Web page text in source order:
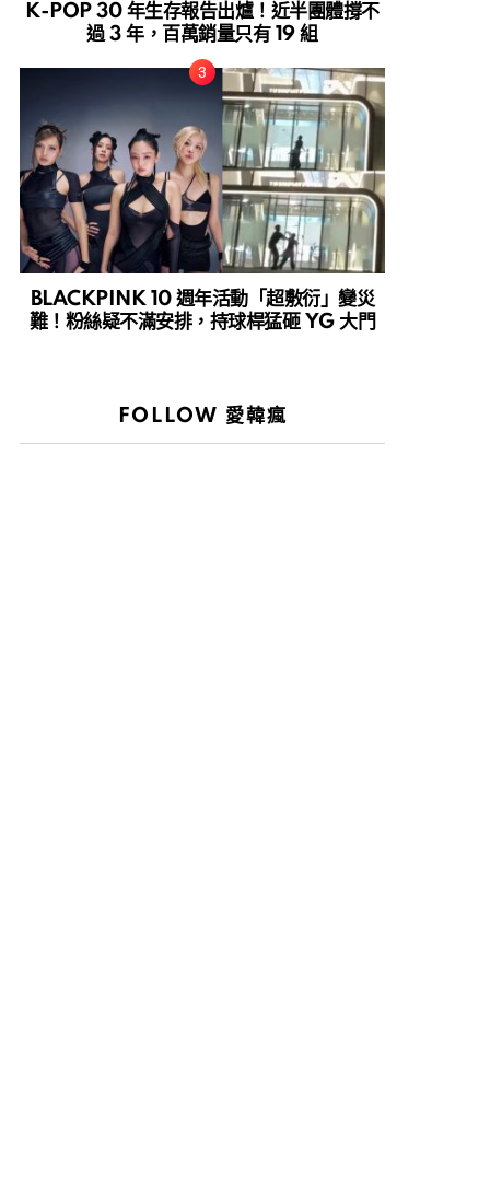
K-POP 30 年生存報告出爐！近半團體撐不
過 3 年，百萬銷量只有 19 組
BLACKPINK 10 週年活動「超敷衍」變災
難！粉絲疑不滿安排，持球桿猛砸 YG 大門
FOLLOW 愛韓瘋